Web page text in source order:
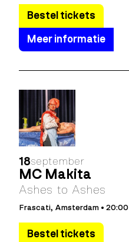
Bestel tickets
Meer informatie
18september
MC Makita
Ashes to Ashes
Frascati, Amsterdam • 20:00
Bestel tickets